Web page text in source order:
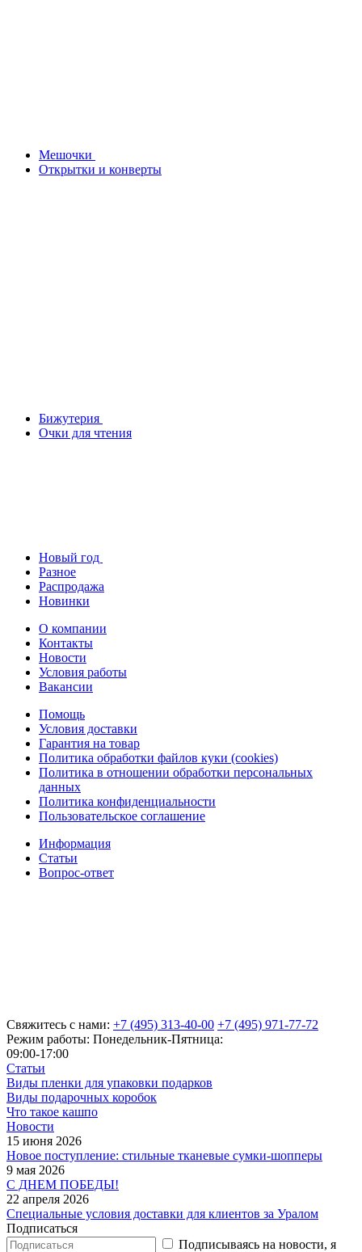
Мешочки
Открытки и конверты
Бижутерия
Очки для чтения
Новый год
Разное
Распродажа
Новинки
О компании
Контакты
Новости
Условия работы
Вакансии
Помощь
Условия доставки
Гарантия на товар
Политика обработки файлов куки (cookies)
Политика в отношении обработки персональных
данных
Политика конфиденциальности
Пользовательское соглашение
Информация
Статьи
Вопрос-ответ
Свяжитесь с нами: +7 (495) 313-40-00 +7 (495) 971-77-72
Режим работы: Понедельник-Пятница:
09:00-17:00
Статьи
Виды пленки для упаковки подарков
Виды подарочных коробок
Что такое кашпо
Новости
15 июня 2026
Новое поступление: стильные тканевые сумки-шопперы
9 мая 2026
С ДНЕМ ПОБЕДЫ!
22 апреля 2026
Специальные условия доставки для клиентов за Уралом
Подписаться
Подписываясь на новости, я